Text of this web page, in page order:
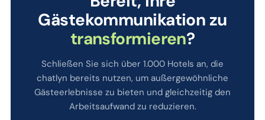
Gästekommunikation zu
transformieren?
Schließen Sie sich über 1.000 Hotels an, die
chatlyn bereits nutzen, um außergewöhnliche
Gästeerlebnisse zu bieten und gleichzeitig den
Arbeitsaufwand zu reduzieren.